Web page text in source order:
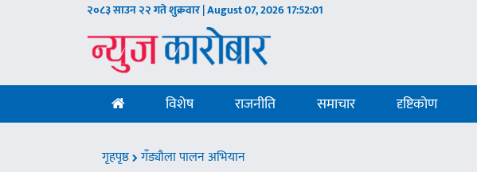
२०८३ साउन २२ गते शुक्रवार | August 07, 202617:52:01
विशेष राजनीति समाचार दृष्टिकोण
गृहपृष्ठ गँड्यौला पालन अभियान